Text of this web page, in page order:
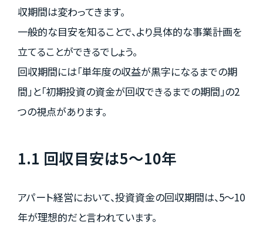
収期間は変わってきます。
一般的な目安を知ることで、より具体的な事業計画を
立てることができるでしょう。
回収期間には「単年度の収益が黒字になるまでの期
間」と「初期投資の資金が回収できるまでの期間」の2
つの視点があります。
1.1 回収目安は5〜10年
アパート経営において、投資資金の回収期間は、5〜10
年が理想的だと言われています。